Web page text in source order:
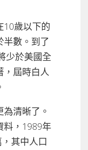
10歲以下的
半數。到了
少於美國全
，屆時白人
清晰了。
料，1989年
其中人口